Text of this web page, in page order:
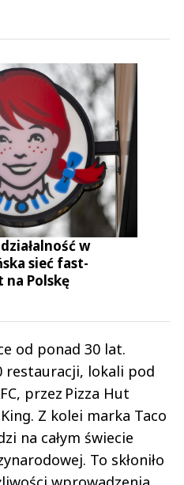
w
sieć fast-
na Polskę
od ponad 30 lat.
restauracji, lokali pod
przez Pizza Hut
Z kolei marka Taco
na całym świecie
To skłoniło